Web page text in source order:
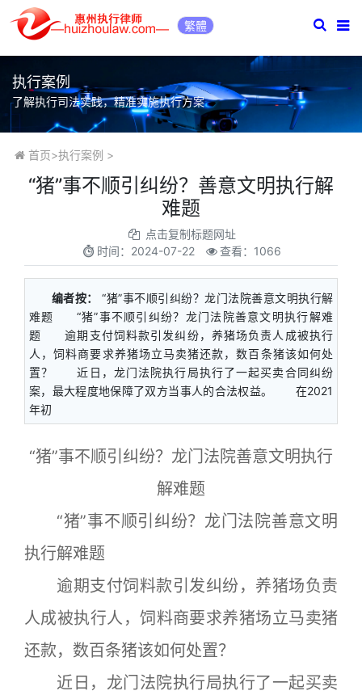
繁體
执行案例
了解执行司法实践，精准实施执行方案
首页>执行案例 >
​“猪”事不顺引纠纷？善意文明执行解
难题
点击复制标题网址
时间： 2024-07-22 查看：1066
编者按：
“猪”事不顺引纠纷？龙门法院善意文明执行解
难题 “猪”事不顺引纠纷？龙门法院善意文明执行解难
题 逾期支付饲料款引发纠纷，养猪场负责人成被执行
人，饲料商要求养猪场立马卖猪还款，数百条猪该如何处
置？ 近日，龙门法院执行局执行了一起买卖合同纠纷
案，最大程度地保障了双方当事人的合法权益。 在2021
年初
“猪”事不顺引纠纷？龙门法院善意文明执行
解难题
“猪”事不顺引纠纷？龙门法院善意文明
执行解难题
逾期支付饲料款引发纠纷，养猪场负责
人成被执行人，饲料商要求养猪场立马卖猪
还款，数百条猪该如何处置？
近日，龙门法院执行局执行了一起买卖